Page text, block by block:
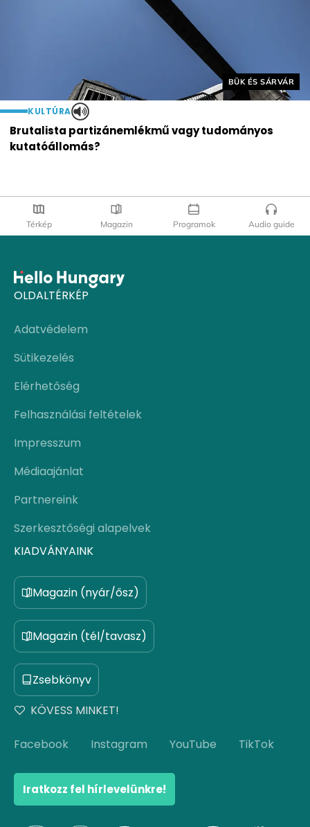
Helyszín címkék:
BÜK ÉS SÁRVÁR
KULTÚRA
Brutalista partizánemlékmű vagy tudományos
kutatóállomás?
Térkép Magazin Programok Audio guide
OLDALTÉRKÉP
Adatvédelem
Sütikezelés
Elérhetőség
Felhasználási feltételek
Impresszum
Médiaajánlat
Partnereink
Szerkesztőségi alapelvek
KIADVÁNYAINK
Magazin (nyár/ősz)
Magazin (tél/tavasz)
Zsebkönyv
KÖVESS MINKET!
Facebook Instagram YouTube TikTok
Iratkozz fel hírlevelünkre!